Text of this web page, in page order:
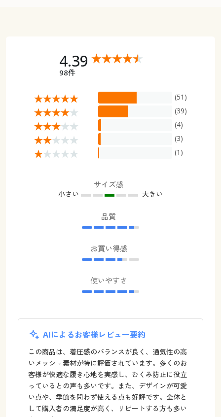
4.39
98件
(51)
(39)
(4)
(3)
(1)
サイズ感
小さい 大きい
品質
お買い得感
使いやすさ
AIによるお客様レビュー要約
この商品は、着圧感のバランスが良く、通気性の高
いメッシュ素材が特に評価されています。多くのお
客様が快適な履き心地を実感し、むくみ防止に役立
っているとの声も多いです。また、デザインが可愛
い点や、季節を問わず使える点も好評です。全体と
して購入者の満足度が高く、リピートする方も多い